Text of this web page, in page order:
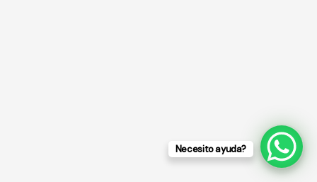
💬
Necesito ayuda?